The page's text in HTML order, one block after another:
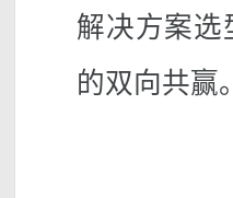
解决方案选
的双向共赢